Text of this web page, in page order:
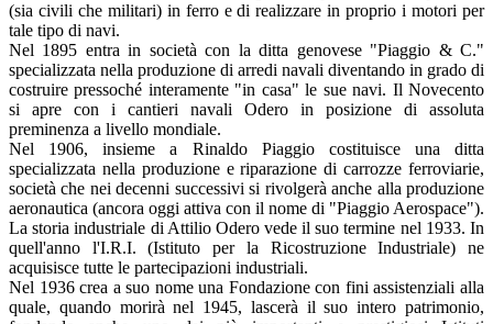
(sia civili che militari) in ferro e di realizzare in proprio i motori per
tale tipo di navi.
Nel 1895 entra in società con la ditta genovese "Piaggio & C."
specializzata nella produzione di arredi navali diventando in grado di
costruire pressoché interamente "in casa" le sue navi. Il Novecento
si apre con i cantieri navali Odero in posizione di assoluta
preminenza a livello mondiale.
Nel 1906, insieme a Rinaldo Piaggio costituisce una ditta
specializzata nella produzione e riparazione di carrozze ferroviarie,
società che nei decenni successivi si rivolgerà anche alla produzione
aeronautica (ancora oggi attiva con il nome di "Piaggio Aerospace").
La storia industriale di Attilio Odero vede il suo termine nel 1933. In
quell'anno l'I.R.I. (Istituto per la Ricostruzione Industriale) ne
acquisisce tutte le partecipazioni industriali.
Nel 1936 crea a suo nome una Fondazione con fini assistenziali alla
quale, quando morirà nel 1945, lascerà il suo intero patrimonio,